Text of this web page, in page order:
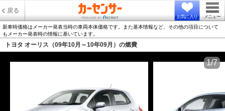
戻る
お気に入り メニュー
新車時価格はメーカー発表当時の車両本体価格です。また基本情報など、その他の項目について
もメーカー発表時の情報に基いています。
トヨタ オーリス（09年10月～10年09月）の燃費
1/7